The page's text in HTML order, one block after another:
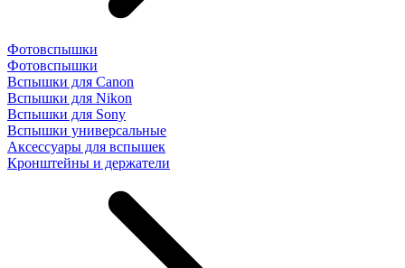
Фотовспышки
Фотовспышки
Вспышки для Canon
Вспышки для Nikon
Вспышки для Sony
Вспышки универсальные
Аксесcуары для вспышек
Кронштейны и держатели